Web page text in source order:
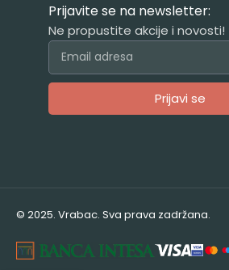
Prijavite se na newsletter:
Ne propustite akcije i novosti!
Prijavi se
© 2025. Vrabac. Sva prava zadržana.